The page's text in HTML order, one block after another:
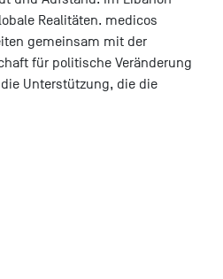
Realitäten. medicos
gemeinsam mit der
für politische Veränderung
Unterstützung, die die